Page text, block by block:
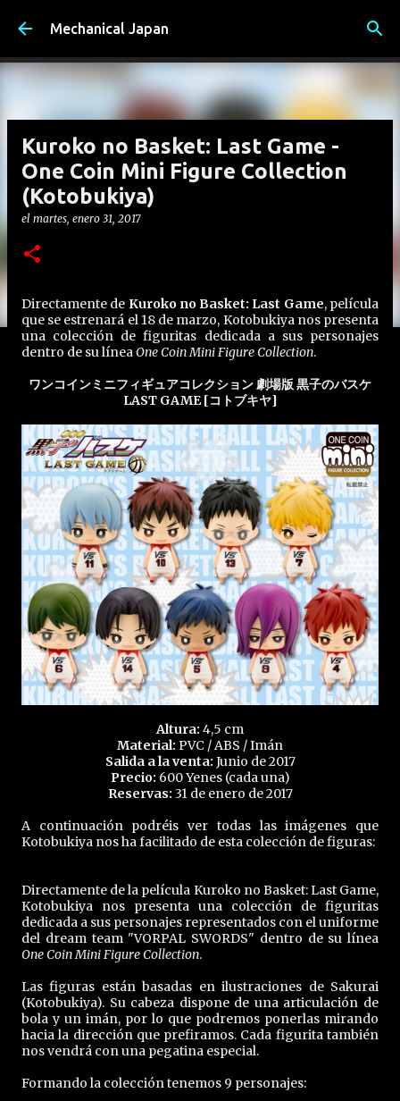
Ir al contenido principal
Mechanical Japan
Kuroko no Basket: Last Game -
One Coin Mini Figure Collection
(Kotobukiya)
el martes, enero 31, 2017
Directamente de Kuroko no Basket: Last Game, película
que se estrenará el 18 de marzo, Kotobukiya nos presenta
una colección de figuritas dedicada a sus personajes
dentro de su líneaOne Coin Mini Figure Collection.
ワンコインミニフィギュアコレクション 劇場版 黒子のバスケ
LAST GAME [コトブキヤ]
Altura: 4,5 cm
Material: PVC / ABS / Imán
Salida a la venta: Junio de 2017
Precio: 600 Yenes (cada una)
Reservas: 31 de enero de 2017
A continuación podréis ver todas las imágenes que
Kotobukiya nos ha facilitado de esta colección de figuras:
Directamente de la película Kuroko no Basket: Last Game,
Kotobukiya nos presenta una colección de figuritas
dedicada a sus personajes representados con el uniforme
del dream team "VORPAL SWORDS" dentro de su línea
One Coin Mini Figure Collection.
Las figuras están basadas en ilustraciones de Sakurai
(Kotobukiya). Su cabeza dispone de una articulación de
bola y un imán, por lo que podremos ponerlas mirando
hacia la dirección que prefiramos. Cada figurita también
nos vendrá con una pegatina especial.
Formando la colección tenemos 9 personajes: